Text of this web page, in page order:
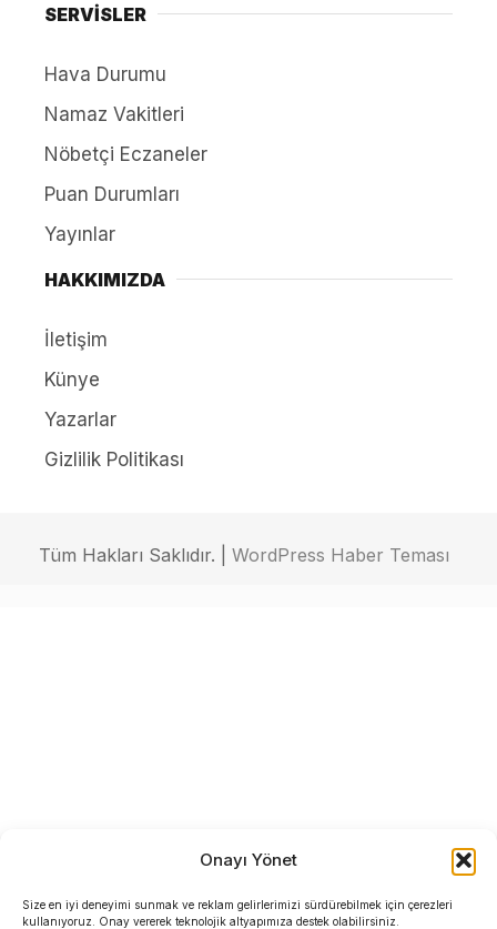
Onayı Yönet
Size en iyi deneyimi sunmak ve reklam gelirlerimizi sürdürebilmek için çerezleri
kullanıyoruz. Onay vererek teknolojik altyapımıza destek olabilirsiniz.
SERVİSLER
Hava Durumu
Namaz Vakitleri
Nöbetçi Eczaneler
Puan Durumları
Yayınlar
HAKKIMIZDA
İletişim
Künye
Yazarlar
Gizlilik Politikası
Tüm Hakları Saklıdır. | WordPress Haber Teması